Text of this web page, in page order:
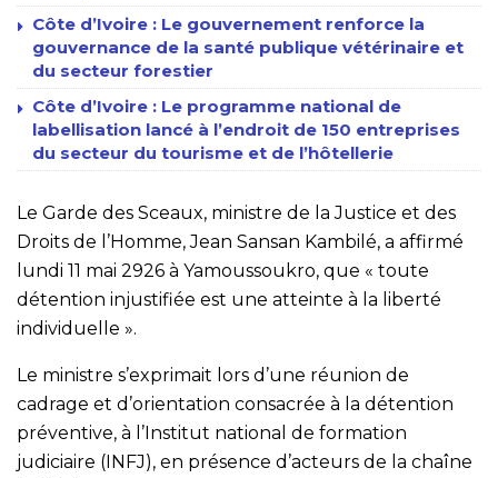
Côte d’Ivoire : Le gouvernement renforce la
gouvernance de la santé publique vétérinaire et
du secteur forestier
Côte d’Ivoire : Le programme national de
labellisation lancé à l’endroit de 150 entreprises
du secteur du tourisme et de l’hôtellerie
Le Garde des Sceaux, ministre de la Justice et des
Droits de l’Homme, Jean Sansan Kambilé, a affirmé
lundi 11 mai 2926 à Yamoussoukro, que « toute
détention injustifiée est une atteinte à la liberté
individuelle ».
Le ministre s’exprimait lors d’une réunion de
cadrage et d’orientation consacrée à la détention
préventive, à l’Institut national de formation
judiciaire (INFJ), en présence d’acteurs de la chaîne